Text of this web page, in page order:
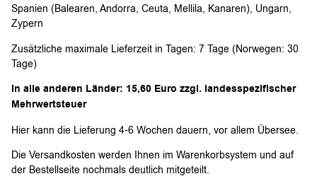
Spanien (Balearen, Andorra, Ceuta, Mellila, Kanaren), Ungarn,
Zypern
Zusätzliche maximale Lieferzeit in Tagen: 7 Tage (Norwegen: 30
Tage)
In alle anderen Länder: 15,60 Euro zzgl. landesspezifischer
Mehrwertsteuer
Hier kann die Lieferung 4-6 Wochen dauern, vor allem Übersee.
Die Versandkosten werden Ihnen im Warenkorbsystem und auf
der Bestellseite nochmals deutlich mitgeteilt.